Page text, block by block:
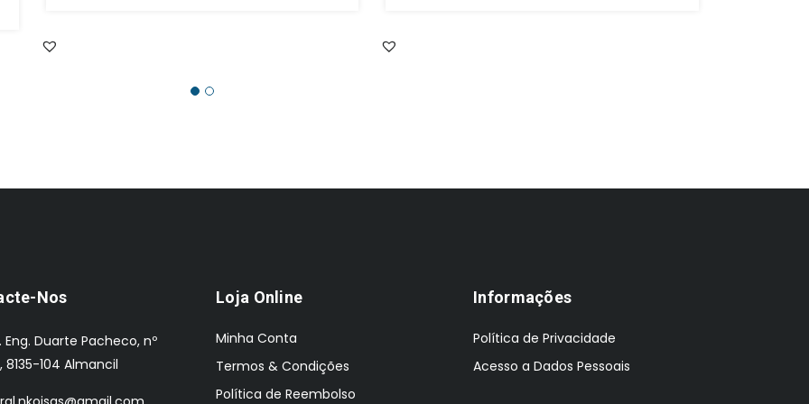
Nos
Eng. Duarte Pacheco, nº
8135-104 Almancil
Loja Online
Minha Conta
Termos & Condições
Política de Reembolso
Informações
Política de Privacidade
Acesso a Dados Pessoais